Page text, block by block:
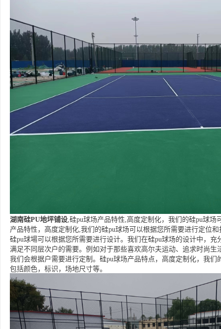
湖南硅PU地坪铺设,硅pu球场产品特性,高度定制化，我们的硅pu球
产品特性，高度定制化,我们的硅pu球场可以根据您所需要进行定位
硅pu球場可以根据您所需要进行设计。我们在硅pu球场的设计中，
满足不同层次户的需要。例如对于那些喜欢高尔夫运动、追求时尚生
我们会根据户需要进行定制。硅pu球场产品特点，高度定制化，我
包括颜色，标识，场地尺寸等。